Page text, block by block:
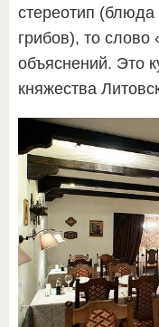
стереотип
грибов), то слово
объяснений. Это
княжества